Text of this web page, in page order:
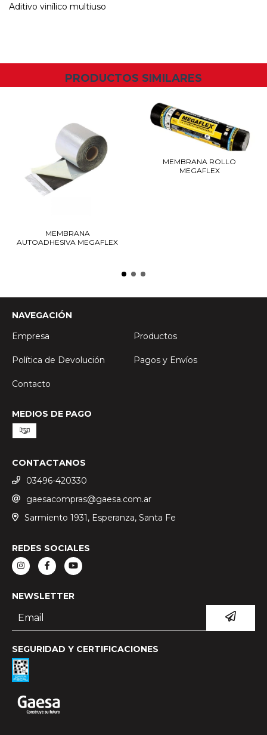
Aditivo vinílico multiuso
PRODUCTOS SIMILARES
MEMBRANA
AUTOADHESIVA MEGAFLEX
MEMBRANA ROLLO
MEGAFLEX
NAVEGACIÓN
Empresa
Productos
Política de Devolución Pagos y Envíos
Contacto
MEDIOS DE PAGO
CONTACTANOS
03496-420330
gaesacompras@gaesa.com.ar
Sarmiento 1931, Esperanza, Santa Fe
REDES SOCIALES
NEWSLETTER
SEGURIDAD Y CERTIFICACIONES